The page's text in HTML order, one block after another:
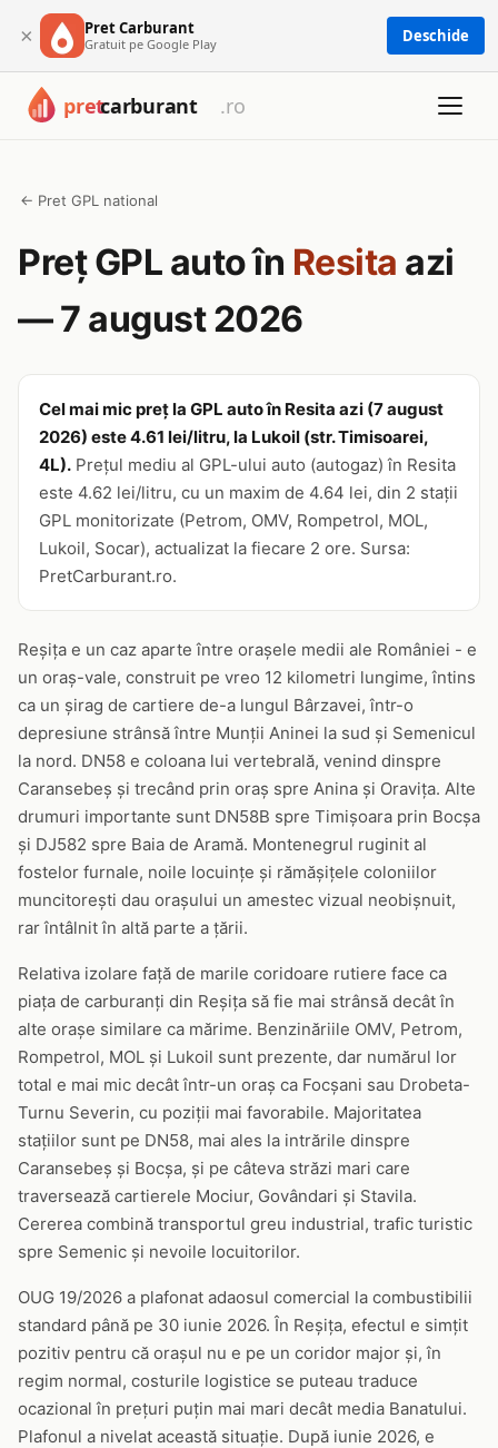
× Pret Carburant
Gratuit pe Google Play Deschide
← Pret GPL national
Preț GPL auto în Resita azi
— 7 august 2026
Cel mai mic preț la GPL auto în Resita azi (7 august
2026) este 4.61 lei/litru, la Lukoil (str. Timisoarei,
4L). Prețul mediu al GPL-ului auto (autogaz) în Resita
este 4.62 lei/litru, cu un maxim de 4.64 lei, din 2 stații
GPL monitorizate (Petrom, OMV, Rompetrol, MOL,
Lukoil, Socar), actualizat la fiecare 2 ore. Sursa:
PretCarburant.ro.
Reșița e un caz aparte între orașele medii ale României - e
un oraș-vale, construit pe vreo 12 kilometri lungime, întins
ca un șirag de cartiere de-a lungul Bârzavei, într-o
depresiune strânsă între Munții Aninei la sud și Semenicul
la nord. DN58 e coloana lui vertebrală, venind dinspre
Caransebeș și trecând prin oraș spre Anina și Oravița. Alte
drumuri importante sunt DN58B spre Timișoara prin Bocșa
și DJ582 spre Baia de Aramă. Montenegrul ruginit al
fostelor furnale, noile locuințe și rămășițele coloniilor
muncitorești dau orașului un amestec vizual neobișnuit,
rar întâlnit în altă parte a țării.
Relativa izolare față de marile coridoare rutiere face ca
piața de carburanți din Reșița să fie mai strânsă decât în
alte orașe similare ca mărime. Benzinăriile OMV, Petrom,
Rompetrol, MOL și Lukoil sunt prezente, dar numărul lor
total e mai mic decât într-un oraș ca Focșani sau Drobeta-
Turnu Severin, cu poziții mai favorabile. Majoritatea
stațiilor sunt pe DN58, mai ales la intrările dinspre
Caransebeș și Bocșa, și pe câteva străzi mari care
traversează cartierele Mociur, Govândari și Stavila.
Cererea combină transportul greu industrial, trafic turistic
spre Semenic și nevoile locuitorilor.
OUG 19/2026 a plafonat adaosul comercial la combustibilii
standard până pe 30 iunie 2026. În Reșița, efectul e simțit
pozitiv pentru că orașul nu e pe un coridor major și, în
regim normal, costurile logistice se puteau traduce
ocazional în prețuri puțin mai mari decât media Banatului.
Plafonul a nivelat această situație. După iunie 2026, e